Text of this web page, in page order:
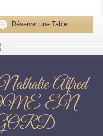
Réserver une Table
Alfred
EN